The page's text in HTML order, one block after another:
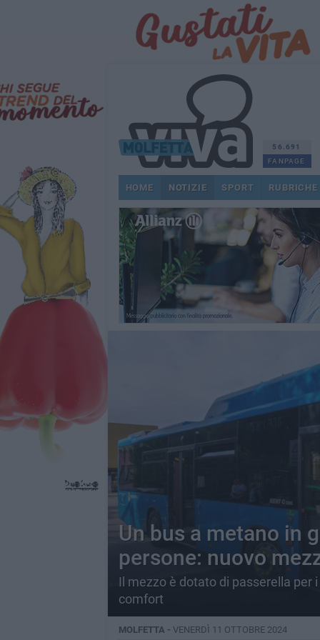
56.691
FANPAGE
HOME NOTIZIE SPORT RUBRICHE
Un bus a metano in
persone: nuovo
Il mezzo è dotato di passerella per
comfort
MOLFETTA - VENERDÌ 11 OTTOBRE 2024